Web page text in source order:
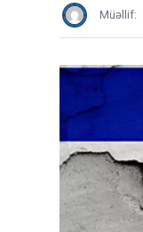
Müəllif: